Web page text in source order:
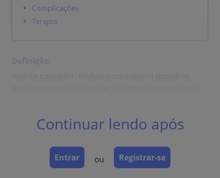
Complicações
Terapia
Definição
Os sintomas
Pápulas únicas ou múltiplas (pseudofenômeno de
Koebner = autoinoculação linear por coçadura)
cupuliformes, com depressão central, geralmente da
Continuar lendo após
Entrar ou Registrar-se